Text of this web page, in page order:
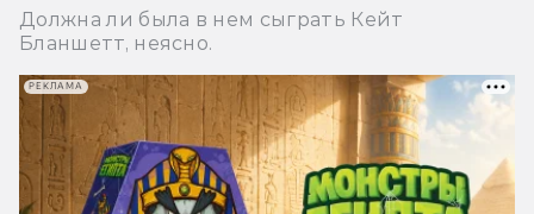
Должна ли была в нем сыграть Кейт
Бланшетт, неясно.
РЕКЛАМА